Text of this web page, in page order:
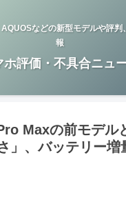
などの新型モデルや評
報
ホ評価・不具合ニュ
Maxの前モデル
」、バッテリー増